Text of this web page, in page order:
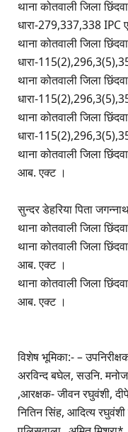
थाना कोतवाली जिला
धारा-279,337,338 IPC
थाना कोतवाली जिला
धारा-
थाना कोतवाली जिला
धारा-
थाना कोतवाली जिला
धारा-
थाना कोतवाली जिला
आब. एक्ट ।
सुन्दर डेहरिया पिता
थाना कोतवाली जिला
थाना कोतवाली जिला
आब. एक्ट ।
थाना कोतवाली जिला
आब. एक्ट ।
विशेष भूमिका:- –
अरविन्द बघेल, सउनि.
,आरक्षक- जीवन रघुवंशी,
नितिन सिंह, आदित्य